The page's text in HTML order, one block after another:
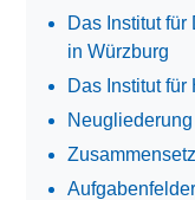
Das Institut
in Würzburg
Das Institut